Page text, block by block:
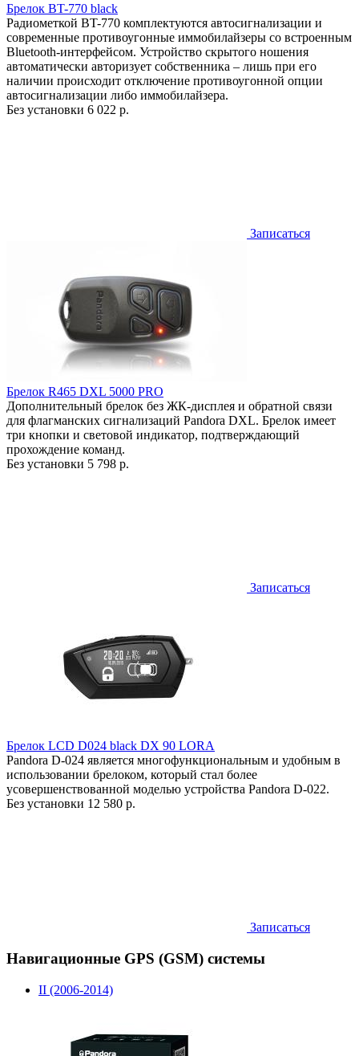
Брелок BT-770 black
Радиометкой BT-770 комплектуются автосигнализации и
современные противоугонные иммобилайзеры со встроенным
Bluetooth-интерфейсом. Устройство скрытого ношения
автоматически авторизует собственника – лишь при его
наличии происходит отключение противоугонной опции
автосигнализации либо иммобилайзера.
Без установки 6 022 р.
Записаться
Брелок R465 DXL 5000 PRO
Дополнительный брелок без ЖК-дисплея и обратной связи
для флагманских сигнализаций Pandora DXL. Брелок имеет
три кнопки и световой индикатор, подтверждающий
прохождение команд.
Без установки 5 798 р.
Записаться
Брелок LCD D024 black DX 90 LORA
Pandora D-024 является многофункциональным и удобным в
использовании брелоком, который стал более
усовершенствованной моделью устройства Pandora D-022.
Без установки 12 580 р.
Записаться
Навигационные GPS (GSM) системы
II (2006-2014)